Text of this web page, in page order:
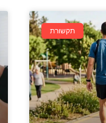
תקשורת